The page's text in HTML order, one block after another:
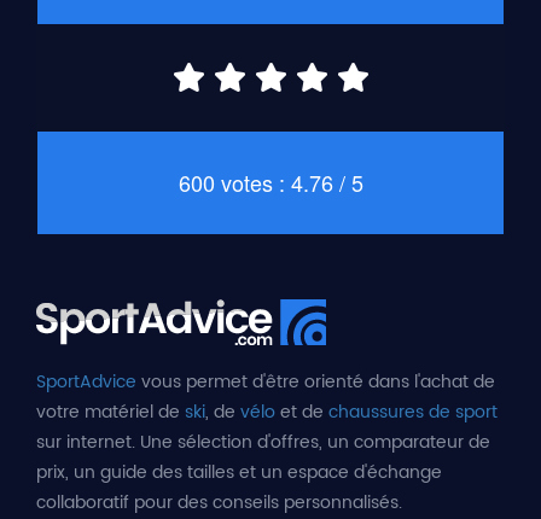
600 votes : 4.76 / 5
SportAdvice vous permet d'être orienté dans l'achat de
votre matériel de ski, de véloet de chaussures de sport
sur internet. Une sélection d'offres, un comparateur de
prix, un guide des tailles et un espace d'échange
collaboratif pour des conseils personnalisés.